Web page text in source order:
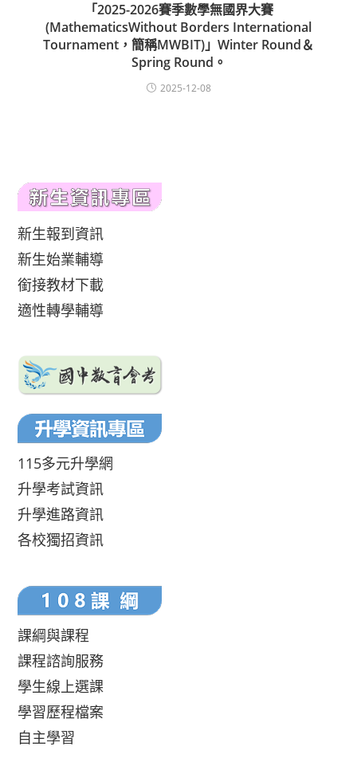
「2025-2026賽季數學無國界大賽
(MathematicsWithout Borders International
Tournament，簡稱MWBIT)」Winter Round＆
Spring Round。
2025-12-08
新生報到資訊
新生始業輔導
銜接教材下載
適性轉學輔導
115多元升學網
升學考試資訊
升學進路資訊
各校獨招資訊
課綱與課程
課程諮詢服務
學生線上選課
學習歷程檔案
自主學習